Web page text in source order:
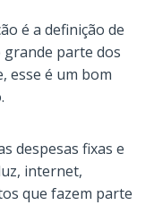
é a definição de
grande parte dos
esse é um bom
despesas fixas e
internet,
que fazem parte